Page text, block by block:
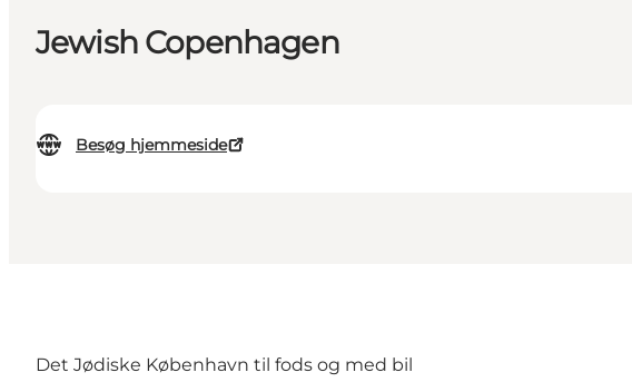
Jewish Copenhagen
Besøg hjemmeside
Det Jødiske København til fods og med bil